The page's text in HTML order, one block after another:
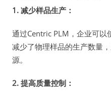
1. 减少样品生产：
通过Centric PLM，企业可以
减少了物理样品的生产数量
源。
2. 提高质量控制：